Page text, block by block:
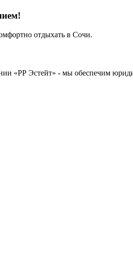
отдыхать в Сочи.
«РР Эстейт» - мы обеспечим